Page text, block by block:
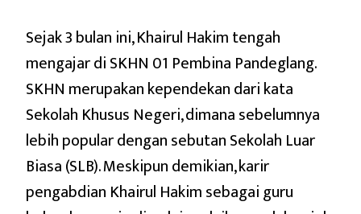
Sejak 3 bulan ini, Khairul Hakim tengah
mengajar di SKHN 01 Pembina Pandeglang.
SKHN merupakan kependekan dari kata
Sekolah Khusus Negeri, dimana sebelumnya
lebih popular dengan sebutan Sekolah Luar
Biasa (SLB). Meskipun demikian, karir
pengabdian Khairul Hakim sebagai guru